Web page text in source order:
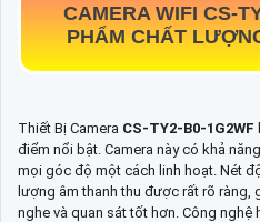
CAMERA WIFI CS-
PHẨM CHẤT
Thiết Bị Camera CS-TY2-B0-1G2WF
điểm nổi bật. Camera này có khả
mọi góc độ một cách linh hoạt. Nét
lượng âm thanh thu được rất rõ
nghe và quan sát tốt hơn. Công